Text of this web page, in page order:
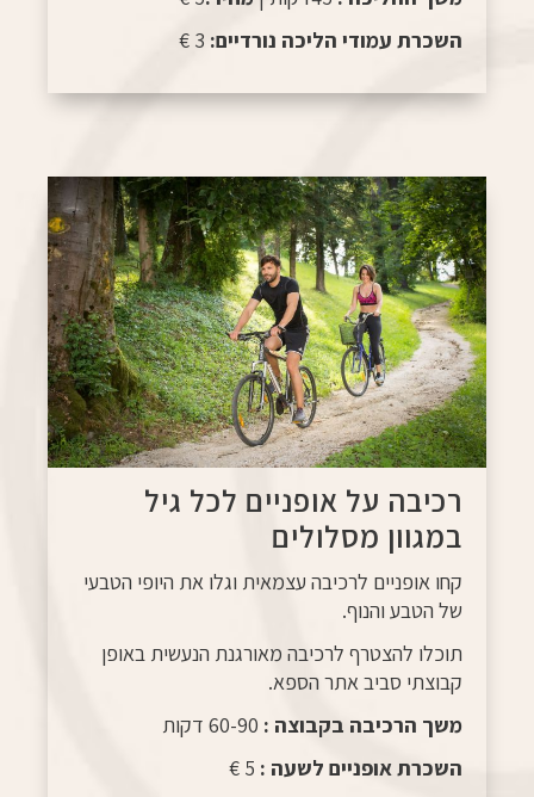
השכרת עמודי הליכה נורדיים:
רכיבה על אופניים לכל גיל
במגוון מסלולים
קחו אופניים לרכיבה עצמאית וגלו את היופי הטבעי
של הטבע והנוף.
תוכלו להצטרף לרכיבה מאורגנת הנעשית באופן
קבוצתי סביב אתר הספא.
משך הרכיבה בקבוצה : 60-90 דקות
השכרת אופניים לשעה : 5 €